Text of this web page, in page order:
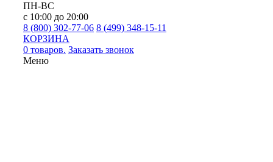
ПН-ВС
с 10:00 до 20:00
8 (800) 302-77-06 8 (499) 348-15-11
КОРЗИНА
0 товаров. Заказать звонок
Меню